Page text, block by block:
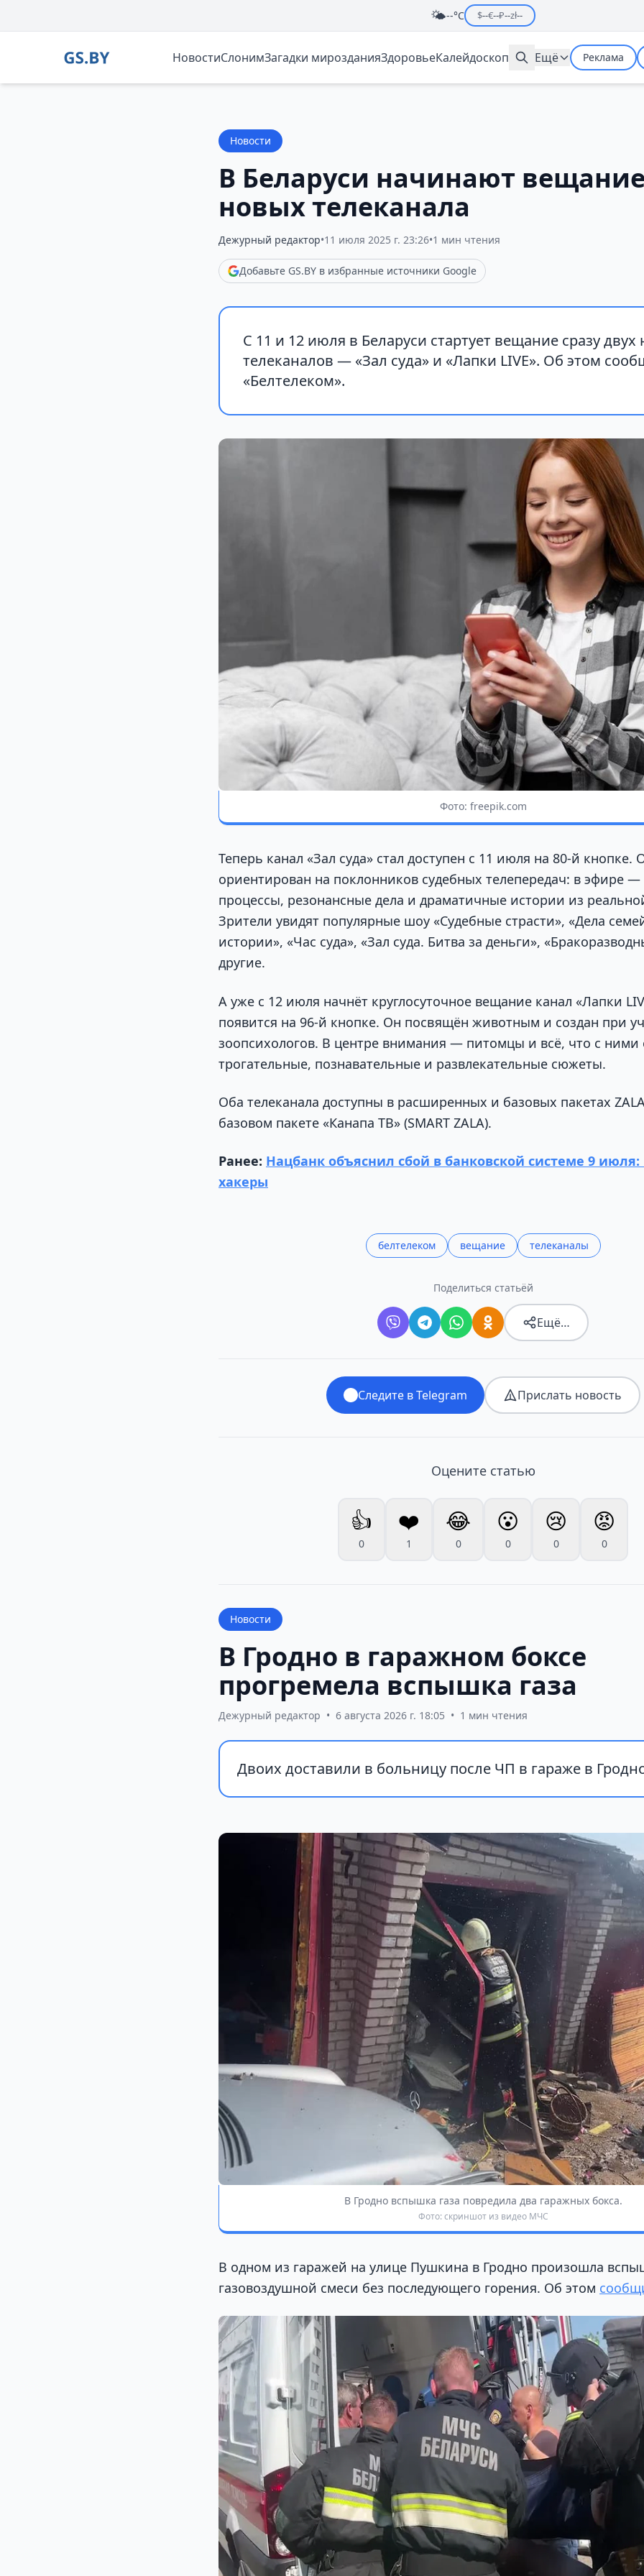
🌤️--°C $--€--₽--zł--
НовостиСлонимЗагадки мирозданияЗдоровьеКалейдоскоп Ещё Реклама
Новости
В Беларуси начинают
новых телеканала
Дежурный редактор•11 июля 2025 г. 23:26•1 мин чтения
Добавьте GS.BY в избранные источники Google
С 11 и 12 июля в Беларуси стартует вещание сразу
телеканалов — «Зал суда» и «Лапки LIVE». Об этом
«Белтелеком».
Фото: freepik.com
Теперь канал «Зал суда» стал доступен с 11 июля на 80-й кнопке.
ориентирован на поклонников судебных телепередач: в эфире
процессы, резонансные дела и драматичные истории из
Зрители увидят популярные шоу «Судебные страсти», «Дела
истории», «Час суда», «Зал суда. Битва за деньги»,
другие.
А уже с 12 июля начнёт круглосуточное вещание канал «Лапки
появится на 96-й кнопке. Он посвящён животным и создан при
зоопсихологов. В центре внимания — питомцы и всё, что с ними
трогательные, познавательные и развлекательные сюжеты.
Оба телеканала доступны в расширенных и базовых пакетах
базовом пакете «Канапа ТВ» (SMART ZALA).
Ранее: Нацбанк объяснил сбой в банковской системе 9 июля:
хакеры
белтелеком вещание телеканалы
Поделиться статьёй
Ещё…
Следите в Telegram Прислать новость
Оцените статью
👍
0
❤️
1
😂
0
😮
0
😢
0
😡
0
Новости
В Гродно в гаражном боксе
прогремела вспышка газа
Дежурный редактор • 6 августа 2026 г. 18:05 • 1 мин чтения
Двоих доставили в больницу после ЧП в гараже в
В Гродно вспышка газа повредила два гаражных бокса.
Фото: скриншот из видео МЧС
В одном из гаражей на улице Пушкина в Гродно произошла
газовоздушной смеси без последующего горения. Об этом